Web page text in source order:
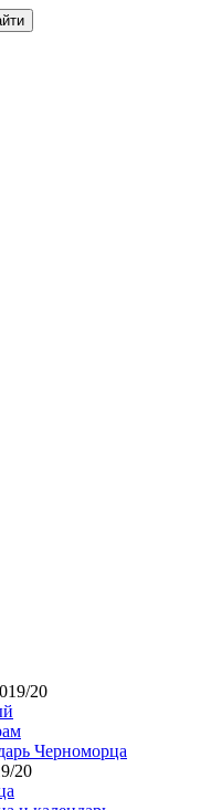
20
Черноморца
20